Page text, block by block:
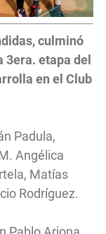
culminó
3era. etapa del
en el Club
Padula,
Angélica
Matías
Rodríguez.